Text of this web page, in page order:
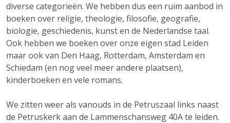
diverse categorieën. We hebben dus een ruim aanbod in
boeken over religie, theologie, filosofie, geografie,
biologie, geschiedenis, kunst en de Nederlandse taal.
Ook hebben we boeken over onze eigen stad Leiden
maar ook van Den Haag, Rotterdam, Amsterdam en
Schiedam (en nog veel meer andere plaatsen),
kinderboeken en vele romans.
We zitten weer als vanouds in de Petruszaal links naast
de Petruskerk aan de Lammenschansweg 40A te leiden.